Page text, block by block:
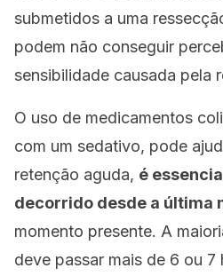
submetidos a uma
podem não conseguir
sensibilidade causada pela
O uso de medicamentos
com um sedativo, pode
retenção aguda, é
decorrido desde a última
momento presente. A
deve passar mais de 6 ou 7